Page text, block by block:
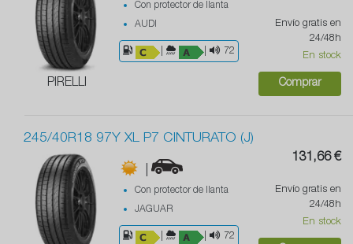
PIRELLI
Con protector de llanta
AUDI
72
Envío gratis en
24/48h
En stock
Comprar
245/40R18 97Y XL P7 CINTURATO (J)
|
Con protector de llanta
JAGUAR
72
131,66 €
Envío gratis en
24/48h
En stock